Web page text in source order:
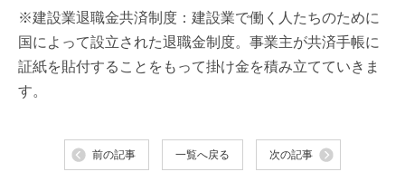
※建設業退職金共済制度：建設業で働く人たちのために
国によって設立された退職金制度。事業主が共済手帳に
証紙を貼付することをもって掛け金を積み立てていきま
す。
前の記事 一覧へ戻る 次の記事